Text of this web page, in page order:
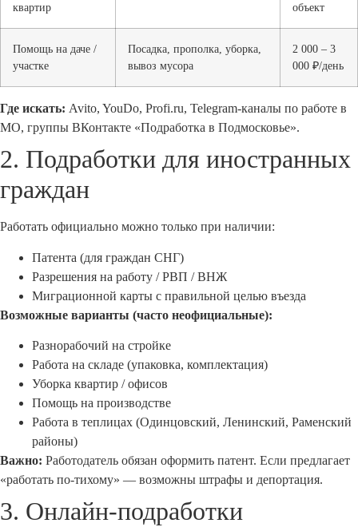
квартир
объект
Помощь на даче /
участке
Посадка, прополка, уборка,
вывоз мусора
2 000 – 3
000 ₽/день
Где искать: Avito, YouDo, Profi.ru, Telegram-каналы по работе в
МО, группы ВКонтакте «Подработка в Подмосковье».
2. Подработки для иностранных
граждан
Работать официально можно только при наличии:
Патента (для граждан СНГ)
Разрешения на работу / РВП / ВНЖ
Миграционной карты с правильной целью въезда
Возможные варианты (часто неофициальные):
Разнорабочий на стройке
Работа на складе (упаковка, комплектация)
Уборка квартир / офисов
Помощь на производстве
Работа в теплицах (Одинцовский, Ленинский, Раменский
районы)
Важно: Работодатель обязан оформить патент. Если предлагает
«работать по-тихому» — возможны штрафы и депортация.
3. Онлайн-подработки